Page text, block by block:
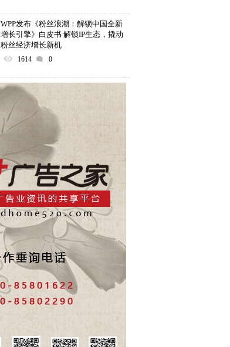
WPP发布《粉丝浪潮：解锁中国全新
增长引擎》白皮书 解锁IP生态，撬动
粉丝经济增长新机
1614 0